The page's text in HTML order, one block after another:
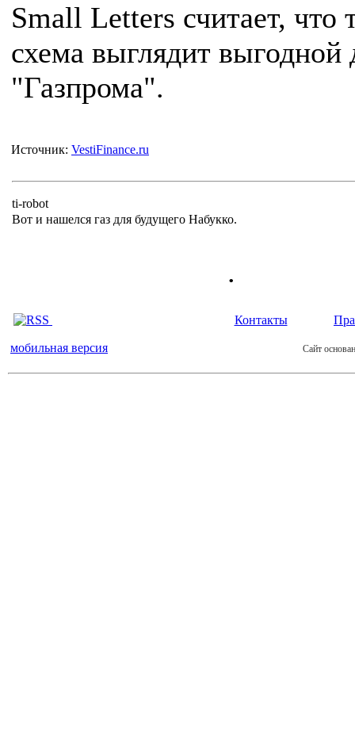
Small Letters считает, что
схема выглядит выгодной
"Газпрома".
Источник: VestiFinance.ru
ti-robot
Вот и нашелся газ для будущего Набукко.
.
Контакты
мобильная версия Сайт